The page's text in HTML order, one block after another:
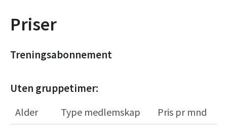
Priser
Treningsabonnement
Uten gruppetimer:
Alder Type medlemskap Pris pr mnd